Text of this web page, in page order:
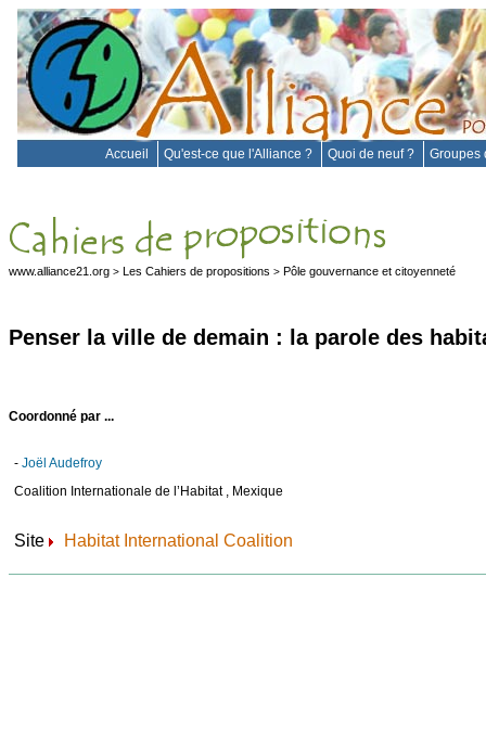
Accueil Qu'est-ce que l'Alliance ? Quoi de neuf ? Groupes
www.alliance21.org > Les Cahiers de propositions > Pôle gouvernance et citoyenneté
Penser la ville de demain : la parole des
Coordonné par ...
- Joël Audefroy
Coalition Internationale de l’Habitat , Mexique
Site Habitat International Coalition